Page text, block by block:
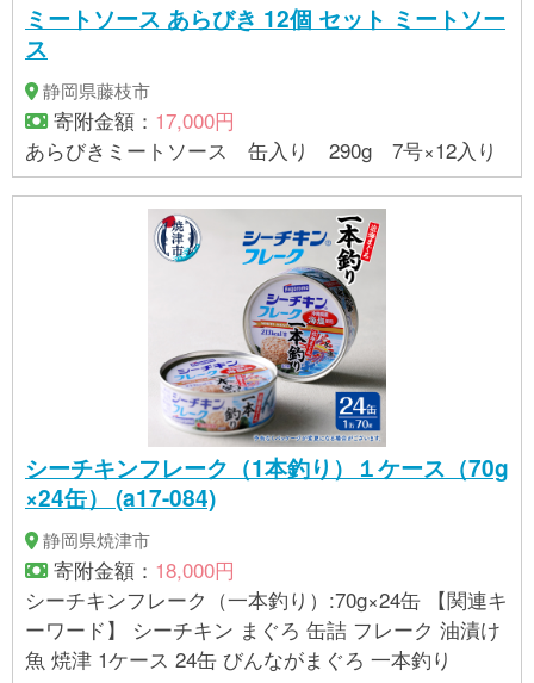
ミートソース あらびき 12個 セット ミートソー
ス
静岡県藤枝市
寄附金額： 17,000円
あらびきミートソース 缶入り 290g 7号×12入り
シーチキンフレーク（1本釣り）１ケース（70g
×24缶） (a17-084)
静岡県焼津市
寄附金額： 18,000円
シーチキンフレーク（一本釣り）:70g×24缶 【関連キ
ーワード】 シーチキン まぐろ 缶詰 フレーク 油漬け
魚 焼津 1ケース 24缶 びんながまぐろ 一本釣り